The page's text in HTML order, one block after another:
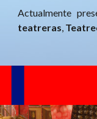
Actualmente
teatreras,